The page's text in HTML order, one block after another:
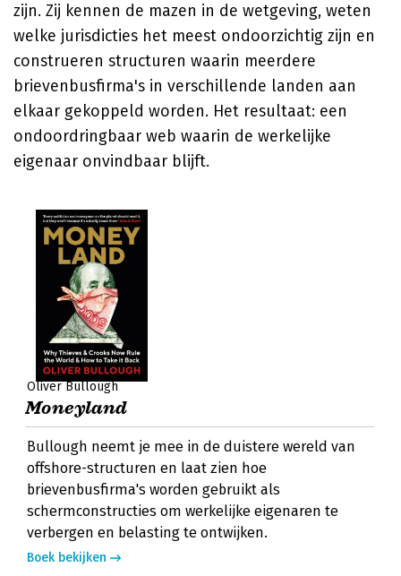
zijn. Zij kennen de mazen in de wetgeving, weten
welke jurisdicties het meest ondoorzichtig zijn en
construeren structuren waarin meerdere
brievenbusfirma's in verschillende landen aan
elkaar gekoppeld worden. Het resultaat: een
ondoordringbaar web waarin de werkelijke
eigenaar onvindbaar blijft.
Oliver Bullough
Moneyland
Bullough neemt je mee in de duistere wereld van
offshore-structuren en laat zien hoe
brievenbusfirma's worden gebruikt als
schermconstructies om werkelijke eigenaren te
verbergen en belasting te ontwijken.
Boek bekijken